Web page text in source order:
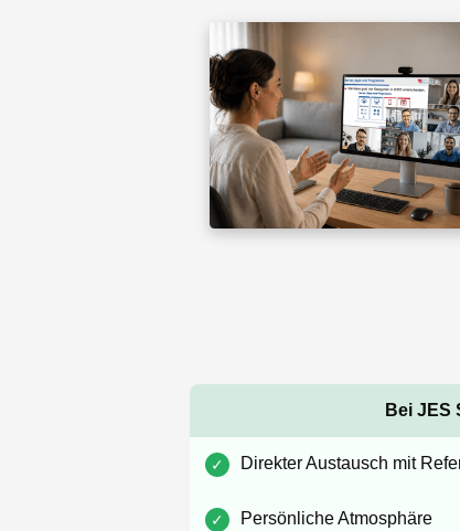
Bei JES
✓ Direkter Austausch mit
✓ Persönliche Atmosphäre